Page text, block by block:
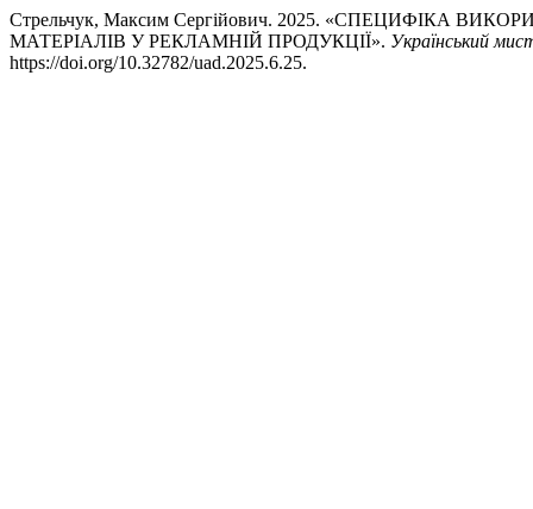
Стрельчук, Максим Сергійович. 2025. «СПЕЦИФІКА
МАТЕРІАЛІВ У РЕКЛАМНІЙ ПРОДУКЦІЇ». Український
https://doi.org/10.32782/uad.2025.6.25.